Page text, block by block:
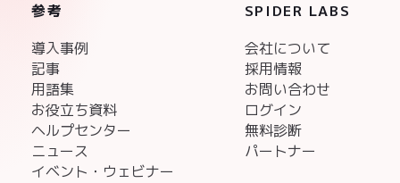
参考
導入事例
記事
用語集
お役立ち資料
ヘルプセンター
ニュース
イベント・ウェビナー
SPIDER LABS
会社について
採用情報
お問い合わせ
ログイン
無料診断
パートナー